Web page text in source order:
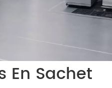
En Sachet